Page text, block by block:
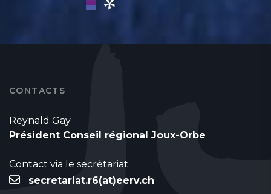
CONTACTS
Reynald Gay
Président Conseil régional Joux-Orbe
Contact via le secrétariat
secretariat.r6(at)eerv.ch